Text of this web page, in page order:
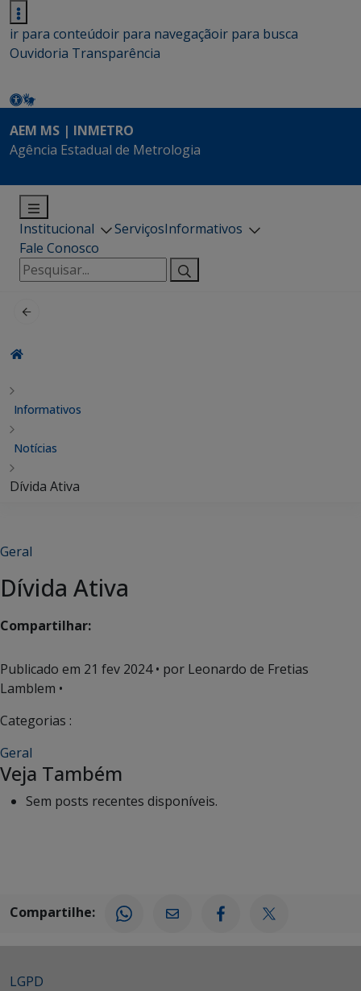
ir para conteúdoir para navegaçãoir para busca
Ouvidoria Transparência
AEM MS | INMETRO
Agência Estadual de Metrologia
Institucional ServiçosInformativos
Fale Conosco
Pesquisar
por:
Informativos
Notícias
Dívida Ativa
Geral
Dívida Ativa
Compartilhar:
Publicado em 21 fev 2024• por Leonardo de Fretias
Lamblem •
Categorias :
Geral
Veja Também
Sem posts recentes disponíveis.
Compartilhe:
LGPD